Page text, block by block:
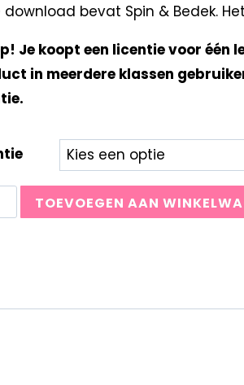
download bevat Spin & Bedek.
Je koopt een licentie voor één
in meerdere klassen
TOEVOEGEN AAN